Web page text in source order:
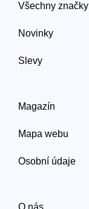
Všechny značky
Novinky
Slevy
Magazín
Mapa webu
Osobní údaje
O nás